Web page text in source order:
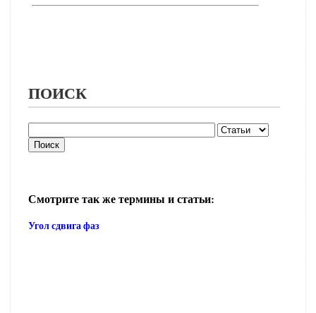
ПОИСК
Смотрите так же термины и статьи:
Угол сдвига фаз